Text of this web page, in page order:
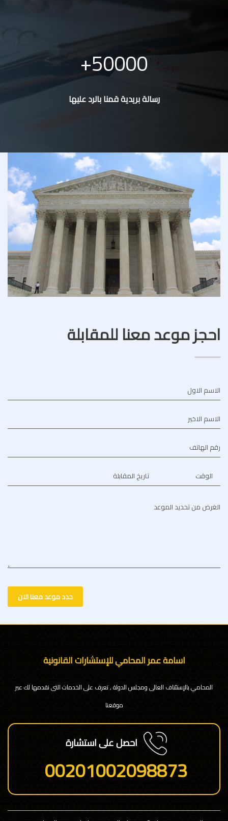
50000
رسالة بريدية قمنا بالرد عليها
احجز موعد معنا للمقابلة
الاسم الاول
الاسم الاخير
رقم الهاتف
تاريخ المقابلة الوقت
الغرض من تحديد الموعد
حدد موعد معنا الان
اسامة عمر المحامي للإستشارات القانونية
المحامي بالإستئناف العالى ومجلس الدولة , تعرف على الخدمات التى نقدمها لك عبر
موقعنا
احصل على استشارة
00201002098873